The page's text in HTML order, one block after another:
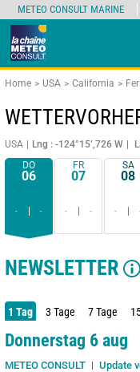
Home USA California
USA Lng : -124°15’,726 W
DO
06
- -
FR
07
- -
SA
08
-
NEWSLETTER
1 Tag 3 Tage 7 Tage
Donnerstag 6 aug
METEO CONSULT Update
METEO CONSULT MARINE